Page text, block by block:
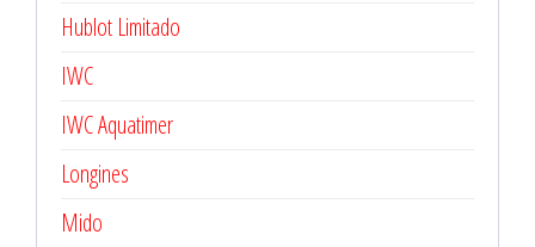
Hublot Limitado
IWC
IWC Aquatimer
Longines
Mido